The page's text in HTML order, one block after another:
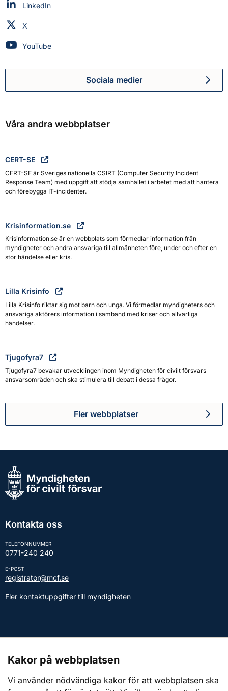
Myndigheten för civilt försvar på
LinkedIn
Myndigheten för civilt försvar på
X
Myndigheten för civilt försvar på
YouTube
Myndigheten för civilt
Sociala medier
Våra andra webbplatser
CERT-SE
CERT-SE är Sveriges nationella CSIRT (Computer Security Incident
Response Team) med uppgift att stödja samhället i arbetet med att hantera
och förebygga IT-incidenter.
Krisinformation.se
Krisinformation.se är en webbplats som förmedlar information från
myndigheter och andra ansvariga till allmänheten före, under och efter en
stor händelse eller kris.
Lilla Krisinfo
Lilla Krisinfo riktar sig mot barn och unga. Vi förmedlar myndigheters och
ansvariga aktörers information i samband med kriser och allvarliga
händelser.
Tjugofyra7
Tjugofyra7 bevakar utvecklingen inom Myndigheten för civilt försvars
ansvarsområden och ska stimulera till debatt i dessa frågor.
Fler webbplatser
Kontakta oss
TELEFONNUMMER
0771-240 240
E-POST
registrator@mcf.se
Fler kontaktuppgifter till myndigheten
Webbplatsen
Kakor på webbplatsen
Vi använder nödvändiga kakor för att webbplatsen ska